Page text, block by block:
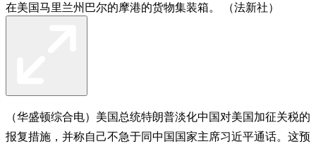
在美国马里兰州巴尔的摩港的货物集装箱。 （法新社）
（华盛顿综合电）美国总统特朗普淡化中国对美国加征关税的
报复措施，并称自己不急于同中国国家主席习近平通话。这预